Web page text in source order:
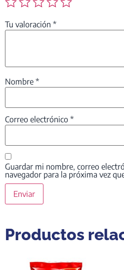
Tu valoración *
Nombre *
Correo electrónico *
Guardar mi nombre, correo
navegador para la próxima vez
Productos